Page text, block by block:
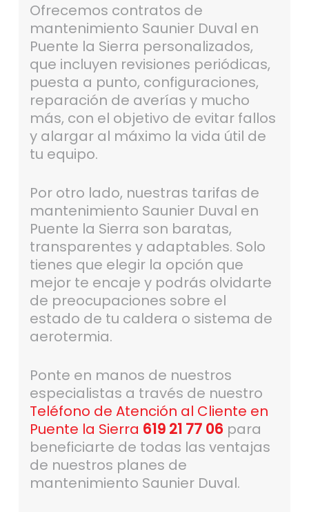
Ofrecemos contratos de
mantenimiento Saunier Duval en
Puente la Sierra personalizados,
que incluyen revisiones periódicas,
puesta a punto, configuraciones,
reparación de averías y mucho
más, con el objetivo de evitar fallos
y alargar al máximo la vida útil de
tu equipo.
Por otro lado, nuestras tarifas de
mantenimiento Saunier Duval en
Puente la Sierra son baratas,
transparentes y adaptables. Solo
tienes que elegir la opción que
mejor te encaje y podrás olvidarte
de preocupaciones sobre el
estado de tu caldera o sistema de
aerotermia.
Ponte en manos de nuestros
especialistas a través de nuestro
Teléfono de Atención al Cliente en
Puente la Sierra 619 21 77 06 para
beneficiarte de todas las ventajas
de nuestros planes de
mantenimiento Saunier Duval.